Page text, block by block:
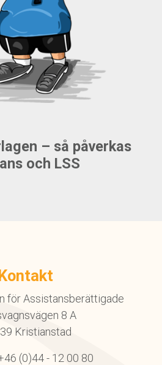
– så påverkas
och LSS
Kontakt
för Assistansberättigade
8 A
Kristianstad
(0)44 - 12 00 80